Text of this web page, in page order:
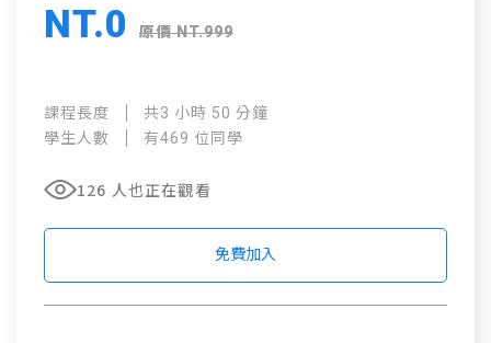
NT.0 原價 NT.999
課程長度
共3 小時 50 分鐘
學生人數
有469 位同學
126 人也正在觀看
免費加入